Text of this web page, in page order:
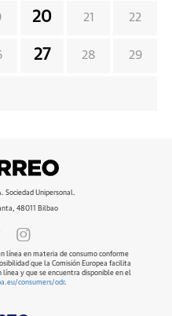
20 21 22
27 28 29
Sociedad Unipersonal.
48011 Bilbao
línea en materia de consumo conforme
que la Comisión Europea facilita
y que se encuentra disponible en el
consumers/odr.